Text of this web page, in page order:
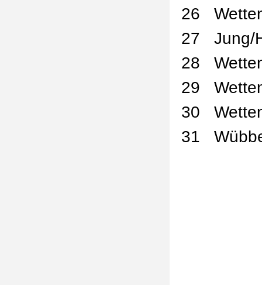
26
27 Jung/
28
29
30
31